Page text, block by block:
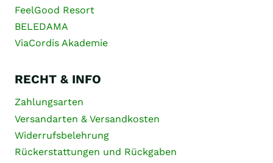
FeelGood Resort
BELEDAMA
ViaCordis Akademie
RECHT & INFO
Zahlungsarten
Versandarten & Versandkosten
Widerrufsbelehrung
Rückerstattungen und Rückgaben